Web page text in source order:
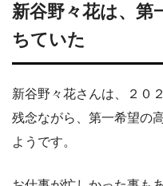
新谷野々花は、第
ちていた
新谷野々花さんは、２０
残念ながら、第一希望の
ようです。